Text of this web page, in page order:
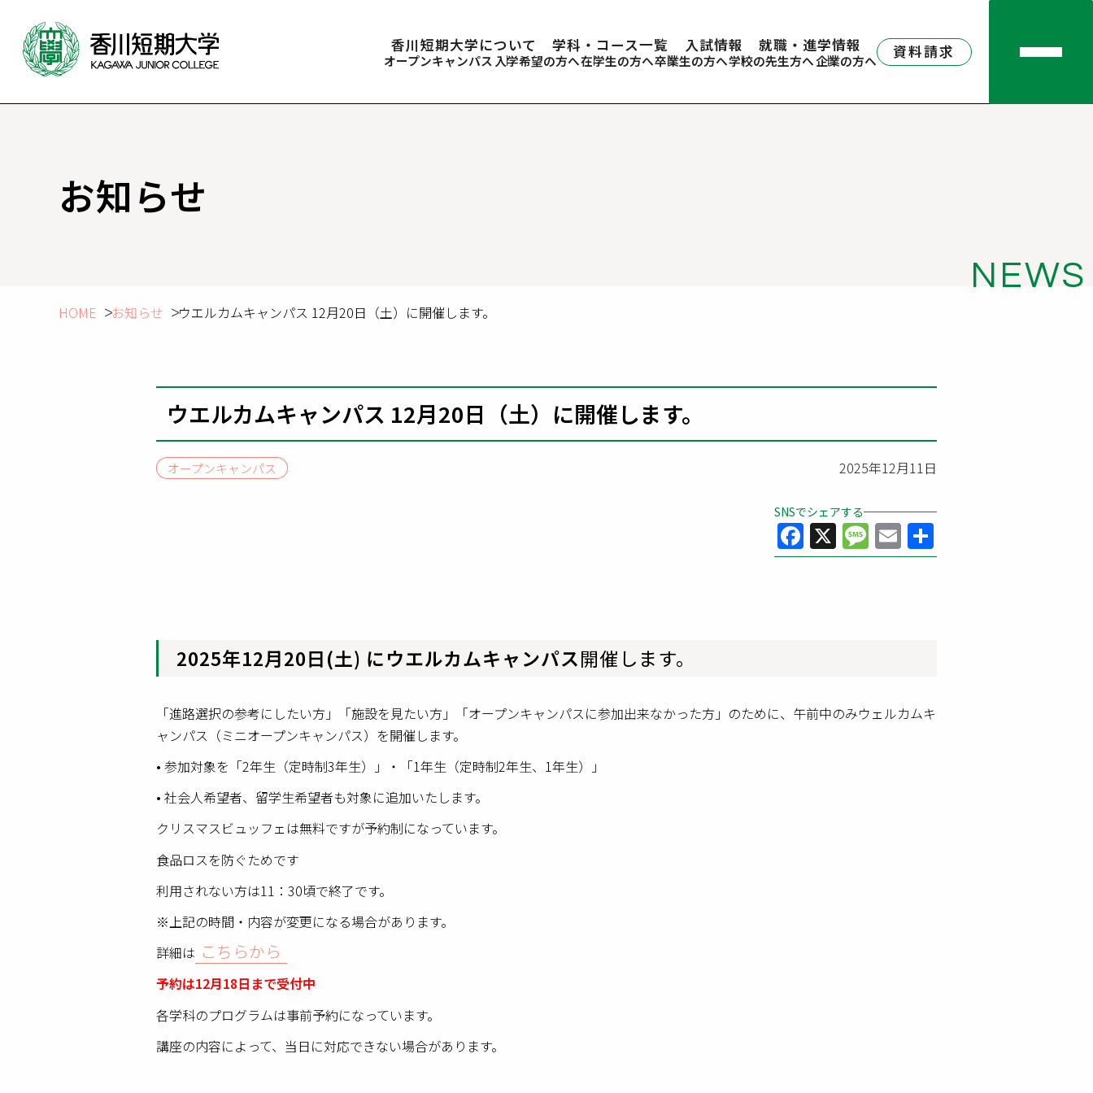
香川短期大学について 学科・コース一覧 入試情報 就職・進学情報
オープンキャンパス 入学希望の方へ在学生の方へ卒業生の方へ学校の先生方へ企業の方へ 資料請求
お知らせ
NEWS
HOME お知らせ ウエルカムキャンパス 12月20日（土）に開催します。
ウエルカムキャンパス 12月20日（土）に開催します。
オープンキャンパス 2025年12月11日
SNSでシェアする
Facebook
X Message
Email
有
2025年12月20日(土) にウエルカムキャンパス開催します。
「進路選択の参考にしたい方」「施設を見たい方」「オープンキャンパスに参加出来なかった方」のために、午前中のみウェルカムキ
ャンパス（ミニオープンキャンパス）を開催します。
• 参加対象を「2年生（定時制3年生）」・「1年生（定時制2年生、1年生）」
• 社会人希望者、留学生希望者も対象に追加いたします。
クリスマスビュッフェは無料ですが予約制になっています。
食品ロスを防ぐためです
利用されない方は11：30頃で終了です。
※上記の時間・内容が変更になる場合があります。
詳細は こちらから
予約は12月18日まで受付中
各学科のプログラムは事前予約になっています。
講座の内容によって、当日に対応できない場合があります。